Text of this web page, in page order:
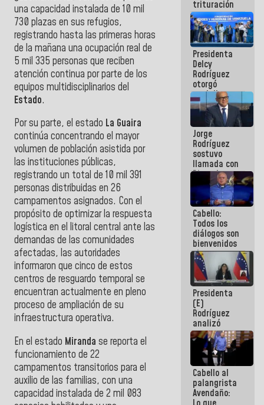
una capacidad instalada de 10 mil
730 plazas en sus refugios,
registrando hasta las primeras horas
de la mañana una ocupación real de
5 mil 335 personas que reciben
atención continua por parte de los
equipos multidisciplinarios del
Estado.
Por su parte, el estado La Guaira
continúa concentrando el mayor
volumen de población asistida por
las instituciones públicas,
registrando un total de 10 mil 391
personas distribuidas en 26
campamentos asignados. Con el
propósito de optimizar la respuesta
logística en el litoral central ante las
demandas de las comunidades
afectadas, las autoridades
informaron que cinco de estos
centros de resguardo temporal se
encuentran actualmente en pleno
proceso de ampliación de su
infraestructura operativa.
En el estado Miranda se reporta el
funcionamiento de 22
campamentos transitorios para el
auxilio de las familias, con una
capacidad instalada de 2 mil 083
trituración
para
optimizar
manejo de
escombros
en La Guaira
Presidenta
Delcy
Rodríguez
otorgó
medalla
"Héroe de
Venezuela"
a servidores
públicos
Jorge
Rodríguez
sostuvo
llamada con
Dinorah
Figuera y
acuerdan
primer
encuentro
presencial
para el
diálogo
Cabello:
Todos los
diálogos son
bienvenidos
siempre que
estén en el
marco de la
Constitución
de la
República
Presidenta
(E)
Rodríguez
analizó
junto a
gobernadores
planes de
recuperación
del Sistema
Eléctrico
Nacional
Cabello al
palangrista
Avendaño: